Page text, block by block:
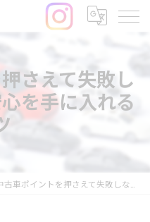
さえて失敗し
を手に入れる
車ポイントを押さえて失敗しない購入判断と安心を手に入れるコツ